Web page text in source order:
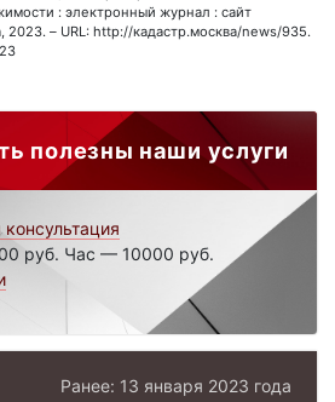
: электронный журнал : сайт
2023. – URL: http://кадастр.москва/news/935.
полезны наши услуги
руб. Час — 10000 руб.
Ранее: 13 января 2023 года